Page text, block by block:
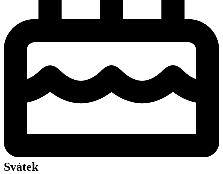
Svátek